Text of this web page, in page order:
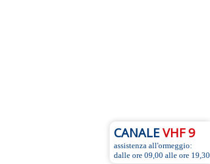
CANALEVHF 9
assistenza all'ormeggio:
dalle ore 09,00 alle ore 19,30